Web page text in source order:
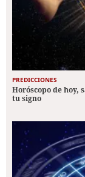
PREDICCIONES
Horóscopo de hoy,
tu signo